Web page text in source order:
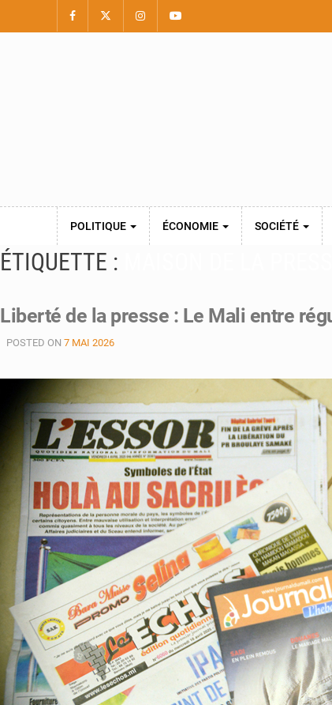
POLITIQUE ÉCONOMIE SOCIÉTÉ
ÉTIQUETTE :
Liberté de la presse : Le Mali entre
POSTED ON 7 MAI 2026